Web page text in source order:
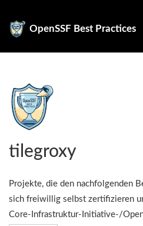
OpenSSF Best Practices
tilegroxy
Projekte, die den nachfolgenden
sich freiwillig selbst zertifizieren
Core-Infrastruktur-Initiative-/